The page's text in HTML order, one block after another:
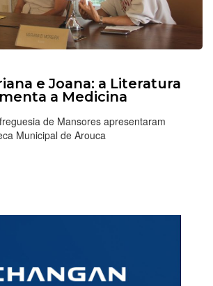
e Joana: a Literatura
a Medicina
de Mansores apresentaram
Municipal de Arouca